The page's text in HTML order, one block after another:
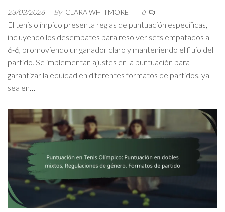
23/03/2026 By CLARA WHITMORE 0
El tenis olímpico presenta reglas de puntuación específicas,
incluyendo los desempates para resolver sets empatados a
6-6, promoviendo un ganador claro y manteniendo el flujo del
partido. Se implementan ajustes en la puntuación para
garantizar la equidad en diferentes formatos de partidos, ya
sea en…